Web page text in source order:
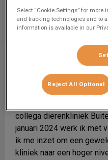
Mijn naam is Nanette en
ervaring als dierenarts.
collega dierenkliniek
januari 2024 werk ik met
ik me inzet om een
kliniek naar een hoger
Select “Cookie Settings” for
and tracking technologies and to
information is available in our
Reject All Optional